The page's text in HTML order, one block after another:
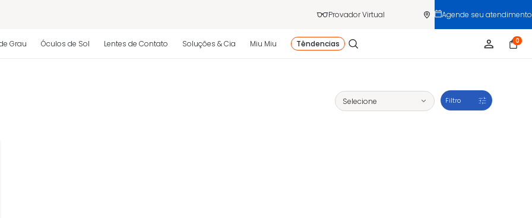
Provador Virtual Agende seu atendimento
Grau Óculos de Sol Lentes de Contato Soluções & Cia Miu Miu Têndencias 0
Filtro